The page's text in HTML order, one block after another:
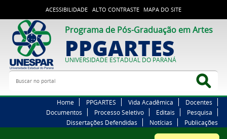
ACESSIBILIDADE ALTO CONTRASTE MAPA DO SITE
Programa de Pós-Graduação em Artes
PPGARTES
UNIVERSIDADE ESTADUAL DO PARANÁ
Buscar no portal
Home PPGARTES Vida Acadêmica
Docentes
Documentos
Processo Seletivo Editais
Pesquisa
Dissertações Defendidas
Notícias Publicações